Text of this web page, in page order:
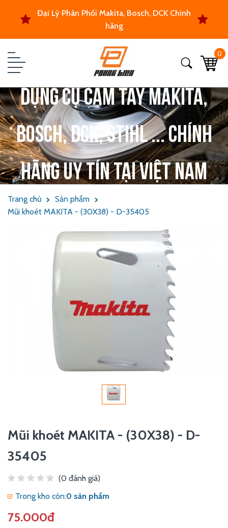
Đại Lý Phân Phối Makita, Bosch, DCK Chính
hãng
0
Dụng cụ cầm tay Makita,
Bosch, DCK, Stihl ... chính
hãng uy tín tại Việt Nam
Trang chủ
Sản phẩm
Mũi khoét MAKITA - (30X38) - D-35405
Mũi khoét MAKITA - (30X38) - D-
35405
(0 đánh giá)
Trong kho còn:0 sản phẩm
75.000đ